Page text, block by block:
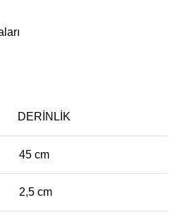
DERINLIK
45 cm
2,5 cm